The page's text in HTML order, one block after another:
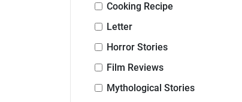
Cooking Recipe
Letter
Horror Stories
Film Reviews
Mythological Stories